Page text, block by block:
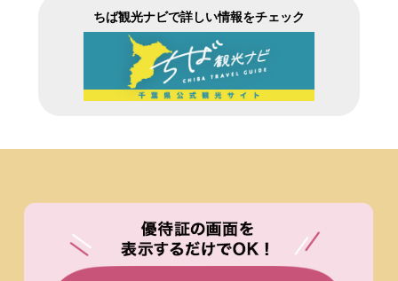
ちば観光ナビで詳しい情報をチェック